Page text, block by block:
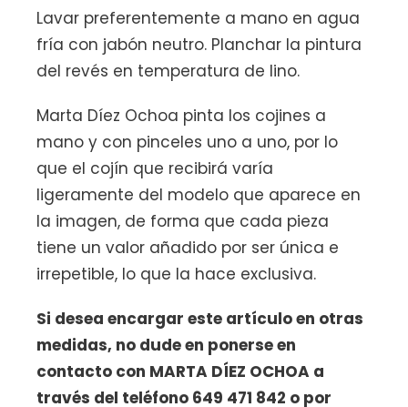
Lavar preferentemente a mano en agua
fría con jabón neutro. Planchar la pintura
del revés en temperatura de lino.
Marta Díez Ochoa pinta los cojines a
mano y con pinceles uno a uno, por lo
que el cojín que recibirá varía
ligeramente del modelo que aparece en
la imagen, de forma que cada pieza
tiene un valor añadido por ser única e
irrepetible, lo que la hace exclusiva.
Si desea encargar este artículo en otras
medidas, no dude en ponerse en
contacto con MARTA DÍEZ OCHOA a
través del teléfono 649 471 842 o por